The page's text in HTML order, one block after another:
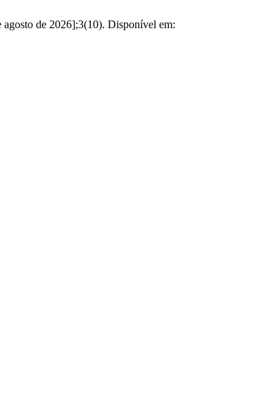
de 2026];3(10). Disponível em: